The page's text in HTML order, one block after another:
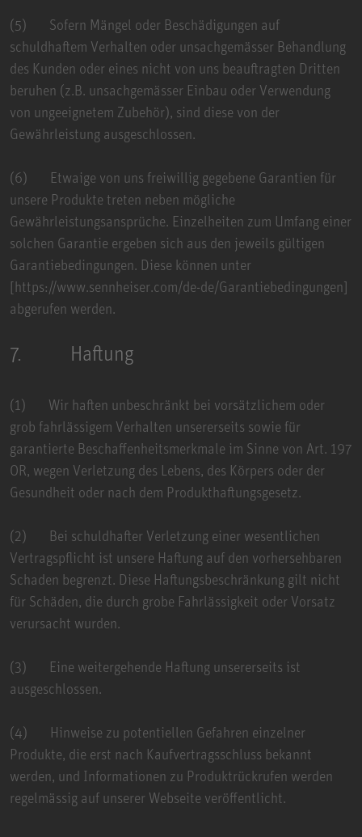
(5) Sofern Mängel oder Beschädigungen auf
schuldhaftem Verhalten oder unsachgemässer Behandlung
des Kunden oder eines nicht von uns beauftragten Dritten
beruhen (z.B. unsachgemässer Einbau oder Verwendung
von ungeeignetem Zubehör), sind diese von der
Gewährleistung ausgeschlossen.
(6) Etwaige von uns freiwillig gegebene Garantien für
unsere Produkte treten neben mögliche
Gewährleistungsansprüche. Einzelheiten zum Umfang einer
solchen Garantie ergeben sich aus den jeweils gültigen
Garantiebedingungen. Diese können unter
[https://www.sennheiser.com/de-de/Garantiebedingungen]
abgerufen werden.
7. Haftung
(1) Wir haften unbeschränkt bei vorsätzlichem oder
grob fahrlässigem Verhalten unsererseits sowie für
garantierte Beschaffenheitsmerkmale im Sinne von Art. 197
OR, wegen Verletzung des Lebens, des Körpers oder der
Gesundheit oder nach dem Produkthaftungsgesetz.
(2) Bei schuldhafter Verletzung einer wesentlichen
Vertragspflicht ist unsere Haftung auf den vorhersehbaren
Schaden begrenzt. Diese Haftungsbeschränkung gilt nicht
für Schäden, die durch grobe Fahrlässigkeit oder Vorsatz
verursacht wurden.
(3) Eine weitergehende Haftung unsererseits ist
ausgeschlossen.
(4) Hinweise zu potentiellen Gefahren einzelner
Produkte, die erst nach Kaufvertragsschluss bekannt
werden, und Informationen zu Produktrückrufen werden
regelmässig auf unserer Webseite veröffentlicht.